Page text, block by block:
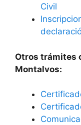
Civil
Otros trámites
Montalvos: